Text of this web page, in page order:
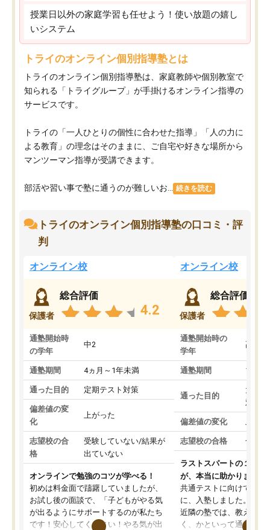
授業日以外の家庭学習も任せよう！使い放題の嬉し
いシステム
トライのオンライン個別指導塾とは
トライのオンライン個別指導塾は、家庭教師や個別教室で
知られる「トライグループ」が手掛けるオンライン指導の
サービスです。
トライの「一人ひとりの個性に合わせた指導」「人の力に
よる教育」の理念はそのままに、ご自宅や好きな場所から
マンツーマン指導が受講できます。
部活や習い事で塾に通うのが難しいお... 続きを読む
トライのオンライン個別指導塾の口コミ・評
判
オンライン校
保護者
総合評価
4.2
通塾開始時
の学年
中2
通塾期間 4ヵ月～1年未満
通った目的 定期テスト対策
偏差値の変
化
上がった
志望校の合
格
受験していない/結果が
出ていない
オンラインで勉強のコツが学べる！
初めは料金面で躊躇していましたが、
お試し後の面談で、「子どもがやる気
が出るようにサポートするのが私たち
です！安心してください！やる気が出
オンライン校
保護者
総合評価
通塾開始時の
学年
高3
通塾期間 1～3
通った目的
大学
対策
偏差値の変化 上が
志望校の合格 合格
ラストスパートの１か月
が、本当に助かりました
共通テストに向けての追
に、入塾しました。田舎
近隣の塾では、教えても
く、かといって通うには